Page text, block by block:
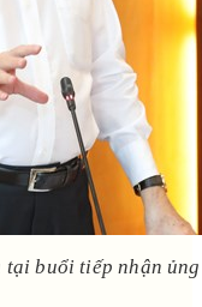
tại buổi tiếp nhận